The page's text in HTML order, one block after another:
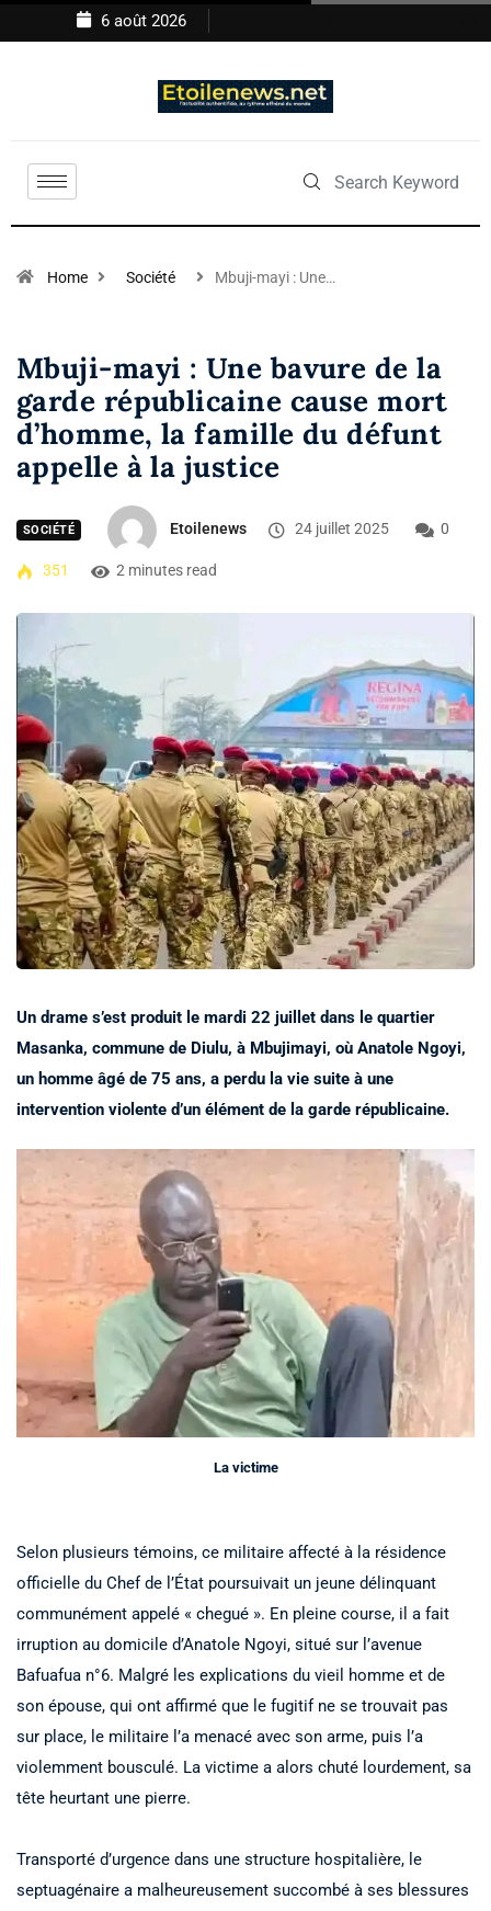
6 août 2026
Home Société Mbuji-mayi : Une…
Mbuji-mayi : Une bavure de la
garde républicaine cause mort
d’homme, la famille du défunt
appelle à la justice
SOCIÉTÉ Etoilenews 24 juillet 2025 0
351 2 minutes read
Un drame s’est produit le mardi 22 juillet dans le quartier
Masanka, commune de Diulu, à Mbujimayi, où Anatole Ngoyi,
un homme âgé de 75 ans, a perdu la vie suite à une
intervention violente d’un élément de la garde républicaine.
La victime
Selon plusieurs témoins, ce militaire affecté à la résidence
officielle du Chef de l’État poursuivait un jeune délinquant
communément appelé « chegué ». En pleine course, il a fait
irruption au domicile d’Anatole Ngoyi, situé sur l’avenue
Bafuafua n°6. Malgré les explications du vieil homme et de
son épouse, qui ont affirmé que le fugitif ne se trouvait pas
sur place, le militaire l’a menacé avec son arme, puis l’a
violemment bousculé. La victime a alors chuté lourdement, sa
tête heurtant une pierre.
Transporté d’urgence dans une structure hospitalière, le
septuagénaire a malheureusement succombé à ses blessures